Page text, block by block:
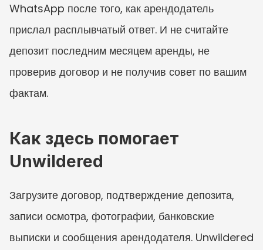
WhatsApp после того, как арендодатель
прислал расплывчатый ответ. И не считайте
депозит последним месяцем аренды, не
проверив договор и не получив совет по вашим
фактам.
Как здесь помогает
Unwildered
Загрузите договор, подтверждение депозита,
записи осмотра, фотографии, банковские
выписки и сообщения арендодателя. Unwildered